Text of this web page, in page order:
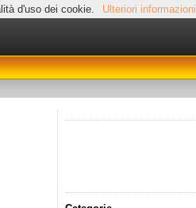
d'uso dei cookie. Ulteriori informazioni